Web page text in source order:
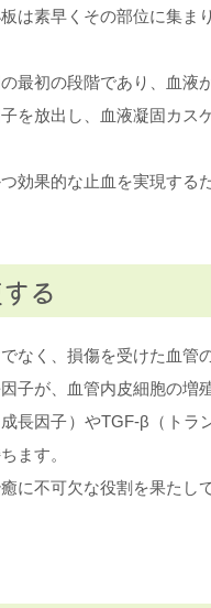
は素早くその部位に集
最初の段階であり、血液
を放出し、血液凝固カ
効果的な止血を実現する
る
なく、損傷を受けた血管
子が、血管内皮細胞の増
長因子）やTGF-β（ト
ます。
に不可欠な役割を果た